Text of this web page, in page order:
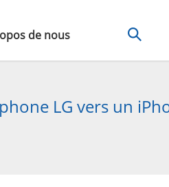
de nous
LG vers un